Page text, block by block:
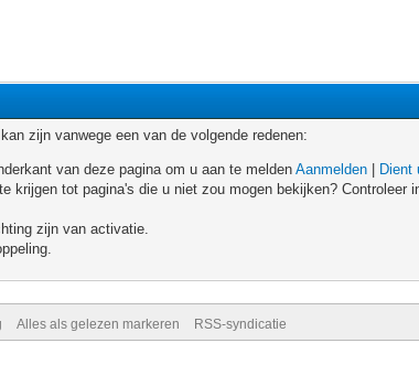
zijn vanwege een van de volgende redenen:
van deze pagina om u aan te meldenAanmelden
Dient
krijgen tot pagina's die u niet zou mogen bekijken? Controleer
zijn van activatie.
Alles als gelezen markeren RSS-syndicatie